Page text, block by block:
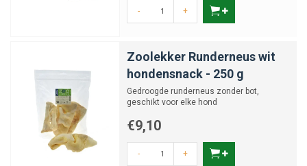
- +
Zoolekker Runderneus wit
hondensnack - 250 g
Gedroogde runderneus zonder bot,
geschikt voor elke hond
€9,10
- +